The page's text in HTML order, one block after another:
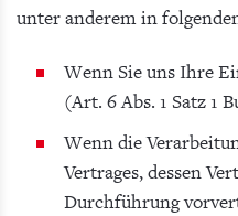
unter anderem in
Wenn Sie uns Ihre
(Art. 6 Abs. 1 Satz 1
Wenn die
Vertrages, dessen
Durchführung